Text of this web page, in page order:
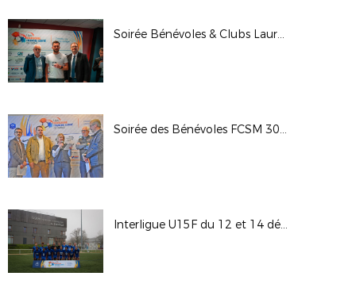
Soirée Bénévoles & Clubs Lauréats Engagement DFCO 13-03
Soirée des Bénévoles FCSM 30-01-26
Interligue U15F du 12 et 14 décembre 2025